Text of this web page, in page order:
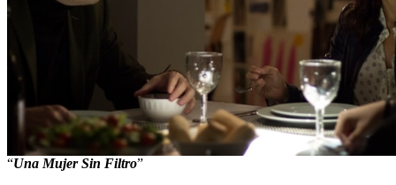
“Una Mujer Sin Filtro”